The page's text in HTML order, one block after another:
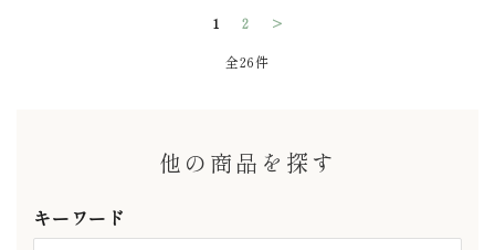
1 2 >
全26件
他の商品を探す
キーワード